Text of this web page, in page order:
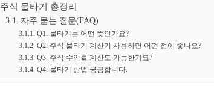
주식 물타기 총정리
자주 묻는 질문(FAQ)
Q1. 물타기는 어떤 뜻인가요?
Q2. 주식 물타기 계산기 사용하면 어떤 점이 좋나요?
Q3. 주식 수익률 계산도 가능한가요?
Q4. 물타기 방법 궁금합니다.